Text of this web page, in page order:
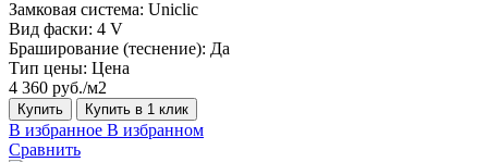
Замковая система: Uniclic
Вид фаски: 4 V
Браширование (теснение): Да
Тип цены: Цена
4 360 руб./м2
Купить Купить в 1 клик
В избранное В избранном
Сравнить